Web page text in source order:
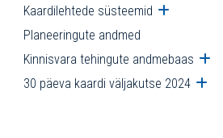
Kaardilehtede süsteemid Ava
Planeeringute andmed
Kinnisvara tehingute andmebaas
30 päeva kaardi väljakutse 2024